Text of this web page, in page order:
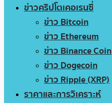
ข่าวคริปโตเคอเรนซี่
ข่าว Bitcoin
ข่าว Ethereum
ข่าว Binance Coin
ข่าว Dogecoin
ข่าว Ripple (XRP)
ราคาและการวิเคราะห์